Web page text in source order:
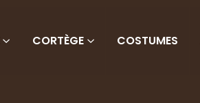
CORTÈGE COSTUMES